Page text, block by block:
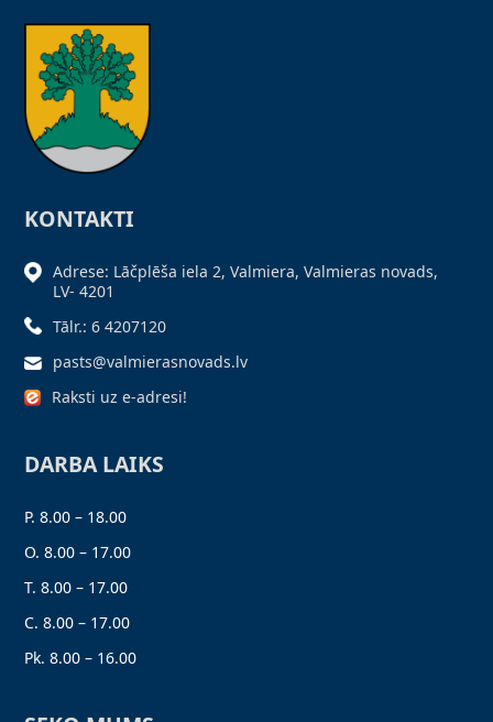
KONTAKTI
Adrese: Lāčplēša iela 2, Valmiera, Valmieras novads,
LV- 4201
Tālr.: 6 4207120
pasts@valmierasnovads.lv
Raksti uz e-adresi!
DARBA LAIKS
P. 8.00 – 18.00
O. 8.00 – 17.00
T. 8.00 – 17.00
C. 8.00 – 17.00
Pk. 8.00 – 16.00